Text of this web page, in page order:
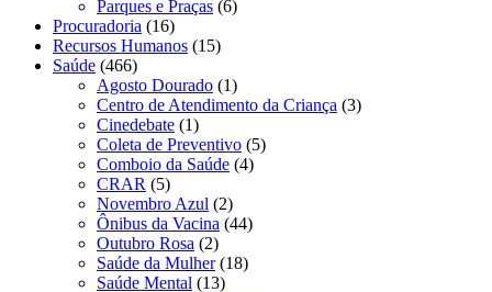
Parques e Praças (6)
Procuradoria (16)
Recursos Humanos (15)
Saúde (466)
Agosto Dourado (1)
Centro de Atendimento da Criança (3)
Cinedebate (1)
Coleta de Preventivo (5)
Comboio da Saúde (4)
CRAR (5)
Novembro Azul (2)
Ônibus da Vacina (44)
Outubro Rosa (2)
Saúde da Mulher(18)
Saúde Mental (13)